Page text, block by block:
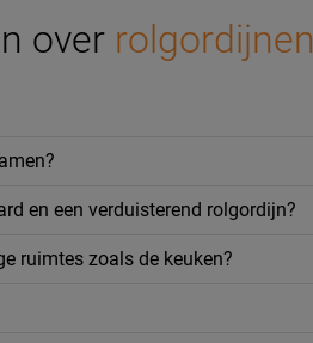
over rolgordijnen
en een verduisterend rolgordijn?
ruimtes zoals de keuken?